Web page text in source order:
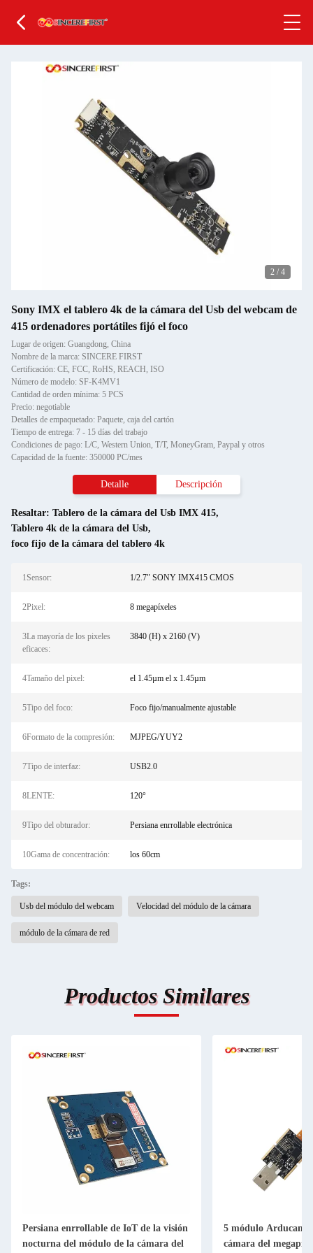
2 / 4
Sony IMX el tablero 4k de la cámara del Usb del webcam de
415 ordenadores portátiles fijó el foco
Lugar de origen: Guangdong, China
Nombre de la marca: SINCERE FIRST
Certificación: CE, FCC, RoHS, REACH, ISO
Número de modelo: SF-K4MV1
Cantidad de orden mínima: 5 PCS
Precio: negotiable
Detalles de empaquetado: Paquete, caja del cartón
Tiempo de entrega: 7 - 15 días del trabajo
Condiciones de pago: L/C, Western Union, T/T, MoneyGram, Paypal y otros
Capacidad de la fuente: 350000 PC/mes
Detalle Descripción
Resaltar: Tablero de la cámara del Usb IMX 415,
Tablero 4k de la cámara del Usb,
foco fijo de la cámara del tablero 4k
1Sensor: 1/2.7" SONY IMX415 CMOS
2Pixel: 8 megapíxeles
3La mayoría de los pixeles
eficaces:
3840 (H) x 2160 (V)
4Tamaño del pixel: el 1.45µm el x 1.45µm
5Tipo del foco: Foco fijo/manualmente ajustable
6Formato de la compresión: MJPEG/YUY2
7Tipo de interfaz: USB2.0
8LENTE: 120°
9Tipo del obturador: Persiana enrrollable electrónica
10Gama de concentración: los 60cm
Tags:
Usb del módulo del webcam Velocidad del módulo de la cámara
módulo de la cámara de red
Productos Similares
Persiana enrrollable de IoT de la visión
nocturna del módulo de la cámara del
5 módulo Arducam
cámara del